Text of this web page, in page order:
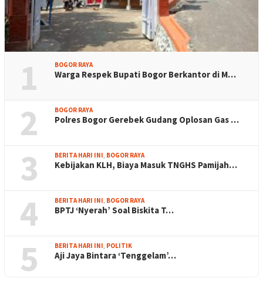
1 BOGOR RAYA
Warga Respek Bupati Bogor Berkantor di M…
2 BOGOR RAYA
Polres Bogor Gerebek Gudang Oplosan Gas …
3 BERITA HARI INI BOGOR RAYA
Kebijakan KLH, Biaya Masuk TNGHS Pamijah…
4 BERITA HARI INI BOGOR RAYA
BPTJ ‘Nyerah’ Soal Biskita T…
5 BERITA HARI INI POLITIK
Aji Jaya Bintara ‘Tenggelam’…